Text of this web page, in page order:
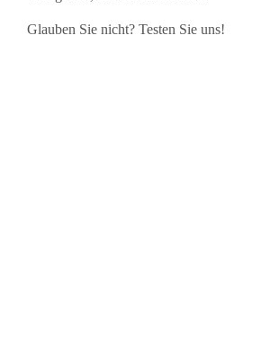
Glauben Sie nicht? Testen Sie uns!